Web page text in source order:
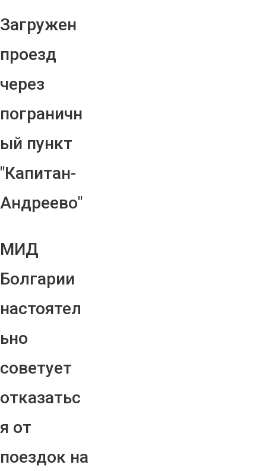
Загружен
проезд
через
пограничн
ый пункт
"Капитан-
Андреево"
МИД
Болгарии
настоятел
ьно
советует
отказатьс
я от
поездок на